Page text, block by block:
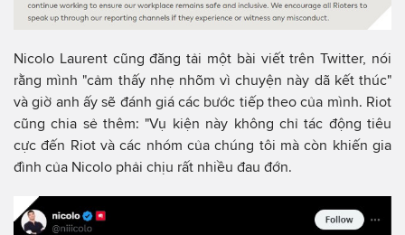
Nicolo Laurent cũng đăng tải một bài viết trên Twitter, nói
rằng mình "cảm thấy nhẹ nhõm vì chuyện này dã kết thúc"
và giờ anh ấy sẽ đánh giá các bước tiếp theo của mình. Riot
cũng chia sẻ thêm: "Vụ kiện này không chỉ tác động tiêu
cực đến Riot và các nhóm của chúng tôi mà còn khiến gia
đình của Nicolo phải chịu rất nhiều đau đớn.